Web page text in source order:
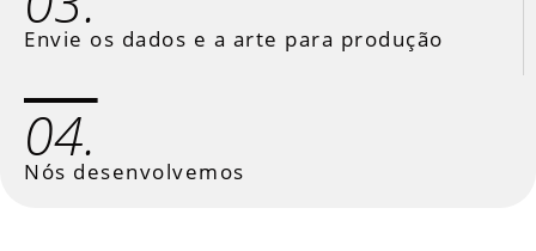
Envie os dados e a arte para produção
04.
Nós desenvolvemos